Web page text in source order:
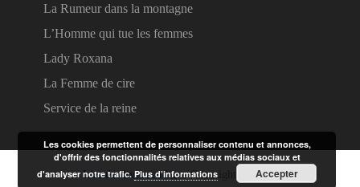
La Rumeur dans la montagne
L’Homme qui tue les femmes
Lady Roxana
La Femme de cire
Service de la reine
Lire des livres en ligneCopyright © 2026.
Les cookies permettent de personnaliser contenu et annonces,
d'offrir des fonctionnalités relatives aux médias sociaux et
d'analyser notre trafic.Plus d’informations Accepter